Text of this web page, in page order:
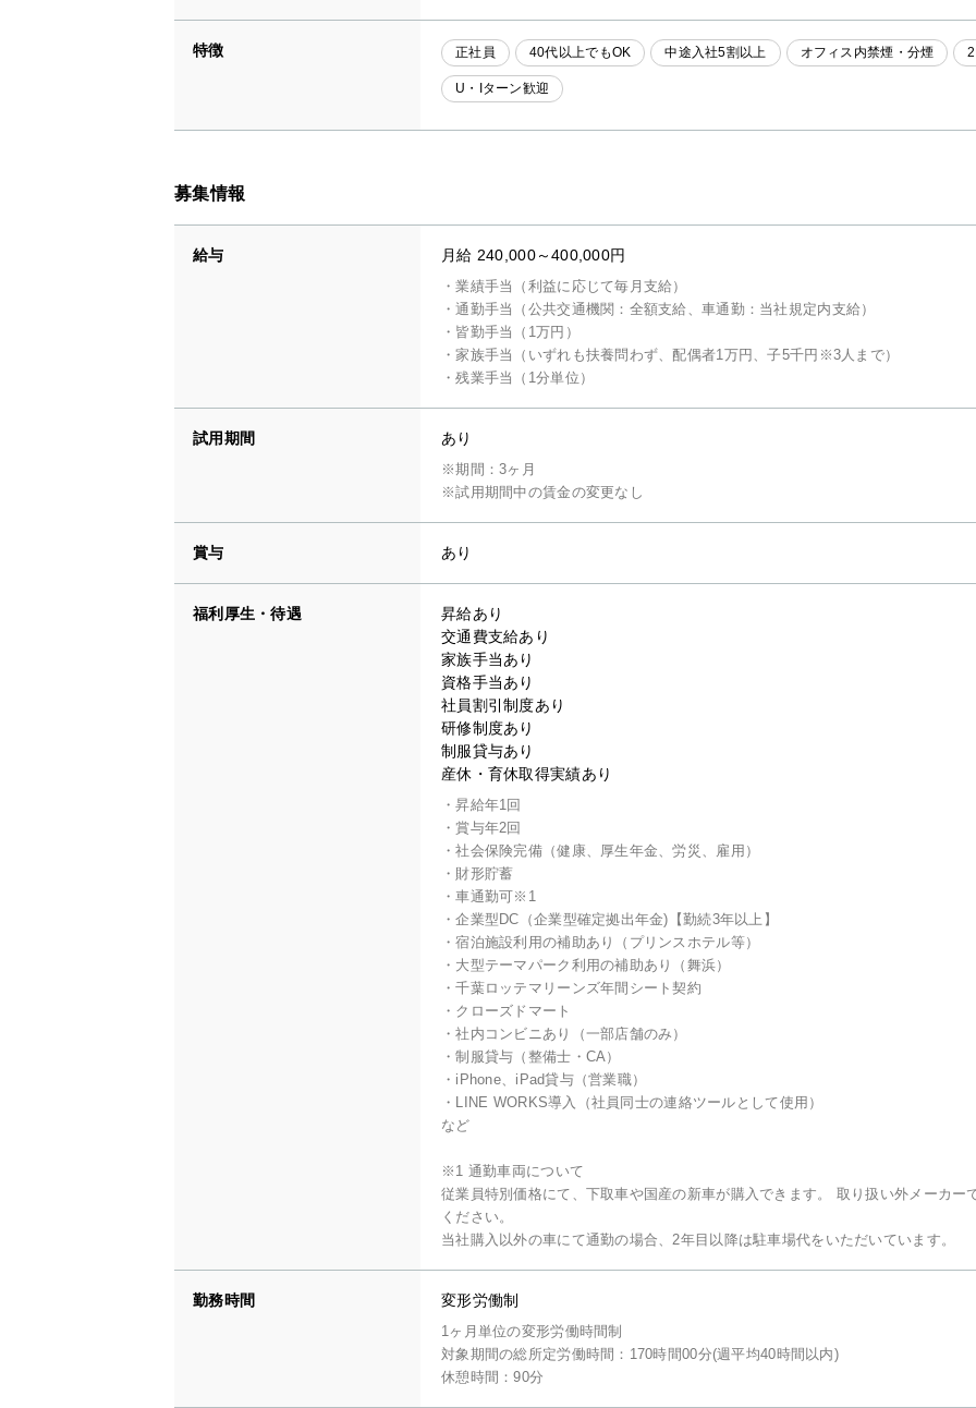
特徴 正社員 40代以上でもOK 中途入社5割以上 オフィス内禁煙・分煙
U・Iターン歓迎
募集情報
給与 月給 240,000～400,000円
・業績手当（利益に応じて毎月支給）
・通勤手当（公共交通機関：全額支給、車通勤：当社規定内支給）
・皆勤手当（1万円）
・家族手当（いずれも扶養問わず、配偶者1万円、子5千円※3人まで）
・残業手当（1分単位）
試用期間 あり
※期間：3ヶ月
※試用期間中の賃金の変更なし
賞与 あり
福利厚生・待遇
昇給あり
交通費支給あり
家族手当あり
資格手当あり
社員割引制度あり
研修制度あり
制服貸与あり
産休・育休取得実績あり
・昇給年1回
・賞与年2回
・社会保険完備（健康、厚生年金、労災、雇用）
・財形貯蓄
・車通勤可※1
・企業型DC（企業型確定拠出年金)【勤続3年以上】
・宿泊施設利用の補助あり（プリンスホテル等）
・大型テーマパーク利用の補助あり（舞浜）
・千葉ロッテマリーンズ年間シート契約
・クローズドマート
・社内コンビニあり（一部店舗のみ）
・制服貸与（整備士・CA）
・iPhone、iPad貸与（営業職）
・LINE WORKS導入（社員同士の連絡ツールとして使用）
など
※1 通勤車両について
従業員特別価格にて、下取車や国産の新車が購入できます。 取り扱い外メーカー
ください。
当社購入以外の車にて通勤の場合、2年目以降は駐車場代をいただいています。
勤務時間 変形労働制
1ヶ月単位の変形労働時間制
対象期間の総所定労働時間：170時間00分(週平均40時間以内)
休憩時間：90分